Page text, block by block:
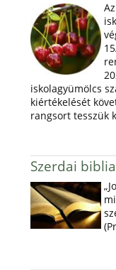
iskolagyümölcs
kiértékelését
rangsort tesszük
Szerdai